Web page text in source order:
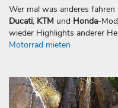
Wer mal was anderes
Ducati, KTM und Honda-
wieder Highlights anderer
Motorrad mieten